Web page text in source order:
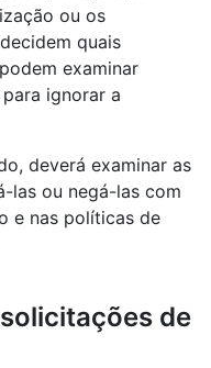
ou os
quais
examinar
ignorar a
deverá examinar as
las ou negá-las com
e nas políticas de
de